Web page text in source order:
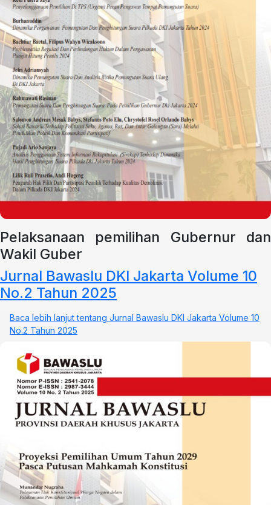
Pelaksanaan pemilihan Gubernur dan
Wakil Guber
Jurnal Bawaslu DKI Jakarta Volume 10
No.2 Tahun 2025
Baca lebih lanjuttentang Jurnal Bawaslu DKI Jakarta Volume 10
No.2 Tahun 2025